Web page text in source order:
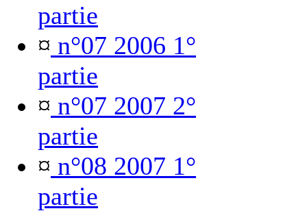
partie
¤ n°07 2006 1°
partie
¤ n°07 2007 2°
partie
¤ n°08 2007 1°
partie